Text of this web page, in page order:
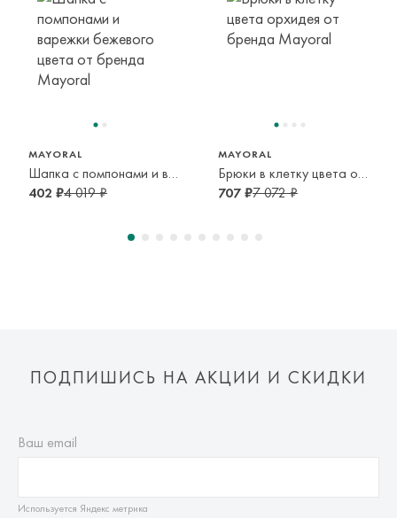
транспортной компании. Доставка осуществляется в срок и
по тарифам транспортной компании.
Оплата осуществляется онлайн банковскими картами Visa,
Mastercard, МИР, Система быстрых платежей (СБП)
MAYORAL
Шапка с помпонами и варежки бежевого цвета
402 ₽4 019 ₽
MAYORAL
Брюки в клетку цвета орхидея
707 ₽7 072 ₽
ПОДПИШИСЬ НА АКЦИИ И СКИДКИ
Ваш email
Используется Яндекс метрика